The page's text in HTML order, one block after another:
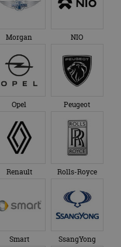
Morgan NIO
Opel Peugeot
Renault Rolls-Royce
Smart SsangYong